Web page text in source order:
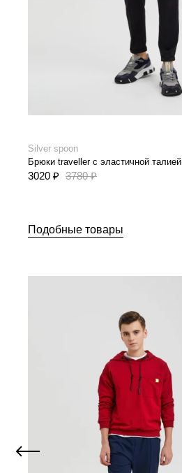
Silver spoon
Брюки traveller с эластичной талией
3020 ₽ 3780 ₽
Подобные товары